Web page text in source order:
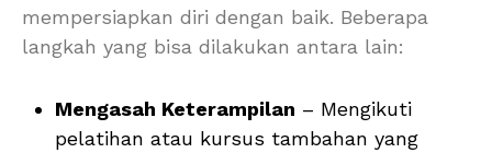
mempersiapkan diri dengan baik. Beberapa
langkah yang bisa dilakukan antara lain:
Mengasah Keterampilan – Mengikuti
pelatihan atau kursus tambahan yang